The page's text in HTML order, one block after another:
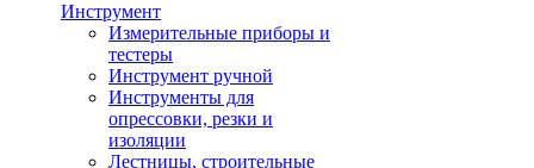
Инструмент
Измерительные приборы и
тестеры
Инструмент ручной
Инструменты для
опрессовки, резки и
изоляции
Лестницы, строительные